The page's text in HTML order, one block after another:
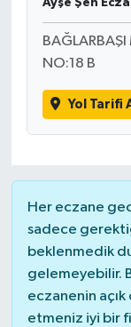
Ayşe Şen
NO:18 B
Yol Tarifi
Her eczane
sadece
beklenmedik
gelemeyebilir.
eczanenin
etmeniz iyi bir